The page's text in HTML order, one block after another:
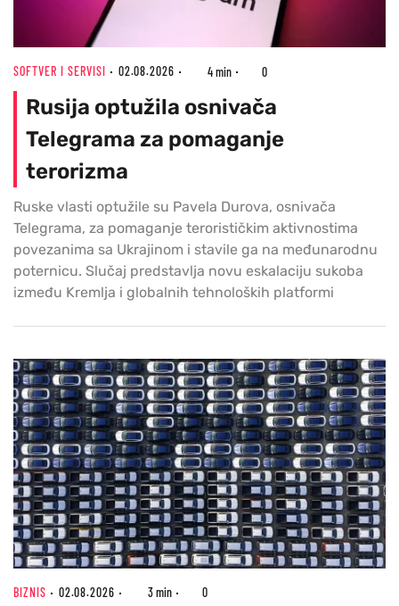
SOFTVER I SERVISI 02.08.2026 4 min 0
Rusija optužila osnivača
Telegrama za pomaganje
terorizma
Ruske vlasti optužile su Pavela Durova, osnivača
Telegrama, za pomaganje terorističkim aktivnostima
povezanima sa Ukrajinom i stavile ga na međunarodnu
poternicu. Slučaj predstavlja novu eskalaciju sukoba
između Kremlja i globalnih tehnoloških platformi
BIZNIS 02.08.2026 3 min 0